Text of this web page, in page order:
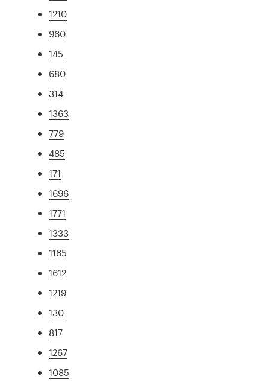
1210
960
145
680
314
1363
779
485
171
1696
1771
1333
1165
1612
1219
130
817
1267
1085